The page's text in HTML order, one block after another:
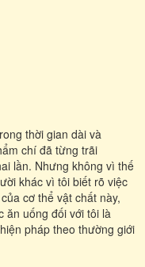
thời gian dài và
chí đã từng trãi
lần. Nhưng không vì thế
khác vì tôi biết rõ việc
cơ thể vật chất này,
ăn uống đối với tôi là
pháp theo thường giới